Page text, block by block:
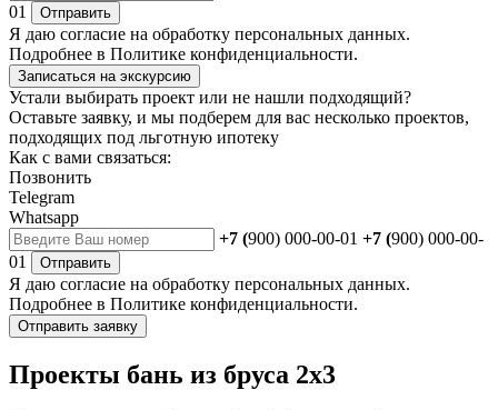
01
Отправить
Я даю согласие на обработку персональных данных.
Подробнее в Политике конфиденциальности.
Записаться на экскурсию
Устали выбирать проект или не нашли подходящий?
Оставьте заявку, и мы подберем для вас несколько проектов,
подходящих под льготную ипотеку
Как с вами связаться:
Позвонить
Telegram
Whatsapp
+7 (900) 000-00-01 +7 (900) 000-00-
01
Отправить
Я даю согласие на обработку персональных данных.
Подробнее в Политике конфиденциальности.
Отправить заявку
Проекты бань из бруса 2х3